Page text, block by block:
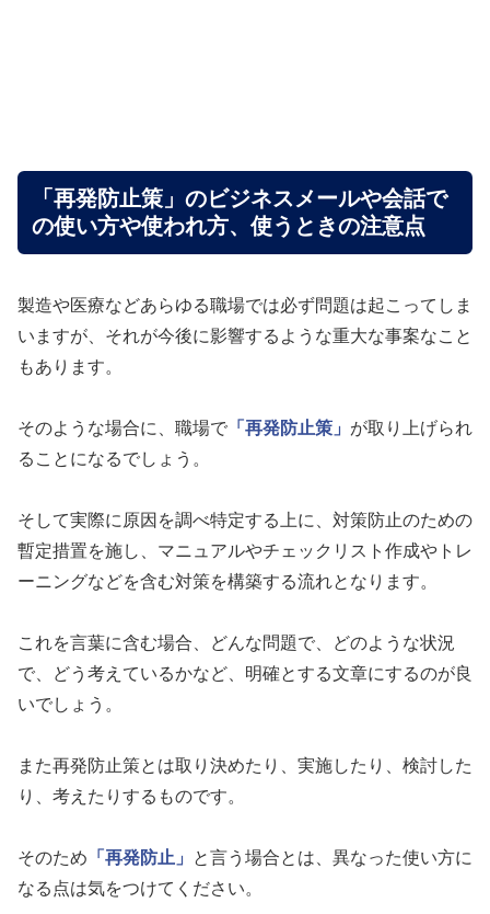
「再発防止策」のビジネスメールや会話で
の使い方や使われ方、使うときの注意点
製造や医療などあらゆる職場では必ず問題は起こってしま
いますが、それが今後に影響するような重大な事案なこと
もあります。
そのような場合に、職場で 「再発防止策」 が取り上げられ
ることになるでしょう。
そして実際に原因を調べ特定する上に、対策防止のための
暫定措置を施し、マニュアルやチェックリスト作成やトレ
ーニングなどを含む対策を構築する流れとなります。
これを言葉に含む場合、どんな問題で、どのような状況
で、どう考えているかなど、明確とする文章にするのが良
いでしょう。
また再発防止策とは取り決めたり、実施したり、検討した
り、考えたりするものです。
そのため 「再発防止」
と言う場合とは、異なった使い方に
なる点は気をつけてください。